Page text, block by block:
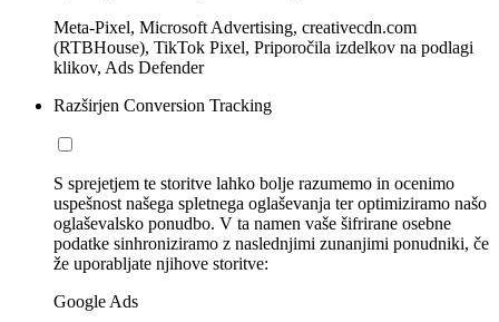
Meta-Pixel, Microsoft Advertising, creativecdn.com
(RTBHouse), TikTok Pixel, Priporočila izdelkov na podlagi
klikov, Ads Defender
Razširjen Conversion Tracking
S sprejetjem te storitve lahko bolje razumemo in ocenimo
uspešnost našega spletnega oglaševanja ter optimiziramo našo
oglaševalsko ponudbo. V ta namen vaše šifrirane osebne
podatke sinhroniziramo z naslednjimi zunanjimi ponudniki, če
že uporabljate njihove storitve:
Google Ads